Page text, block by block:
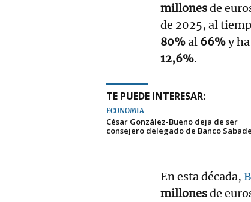
millonesde
de 2025, al
80%al 66%y
12,6%.
TE PUEDE INTERESAR:
ECONOMÍA
César González-Bueno deja de ser
consejero delegado de Banco
En esta década,
millonesde